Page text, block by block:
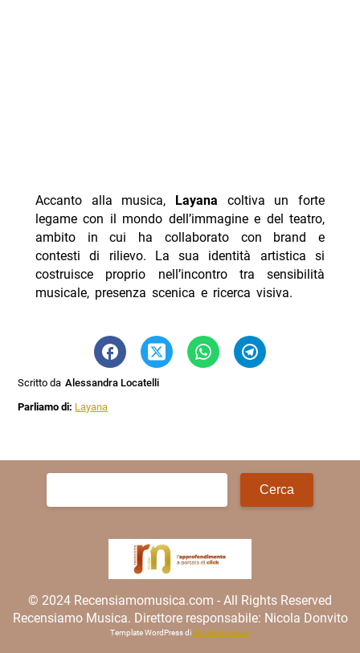
Accanto alla musica, Layana coltiva un forte
legame con il mondo dell’immagine e del teatro,
ambito in cui ha collaborato con brand e
contesti di rilievo. La sua identità artistica si
costruisce proprio nell’incontro tra sensibilità
musicale, presenza scenica e ricerca visiva.
Scritto da Alessandra Locatelli
Parliamo di: Layana
Ricerca
© 2024 Recensiamomusica.com - All Rights Reserved
Recensiamo Musica. Direttore responsabile: Nicola Donvito
Template WordPress di Matteo Morreale